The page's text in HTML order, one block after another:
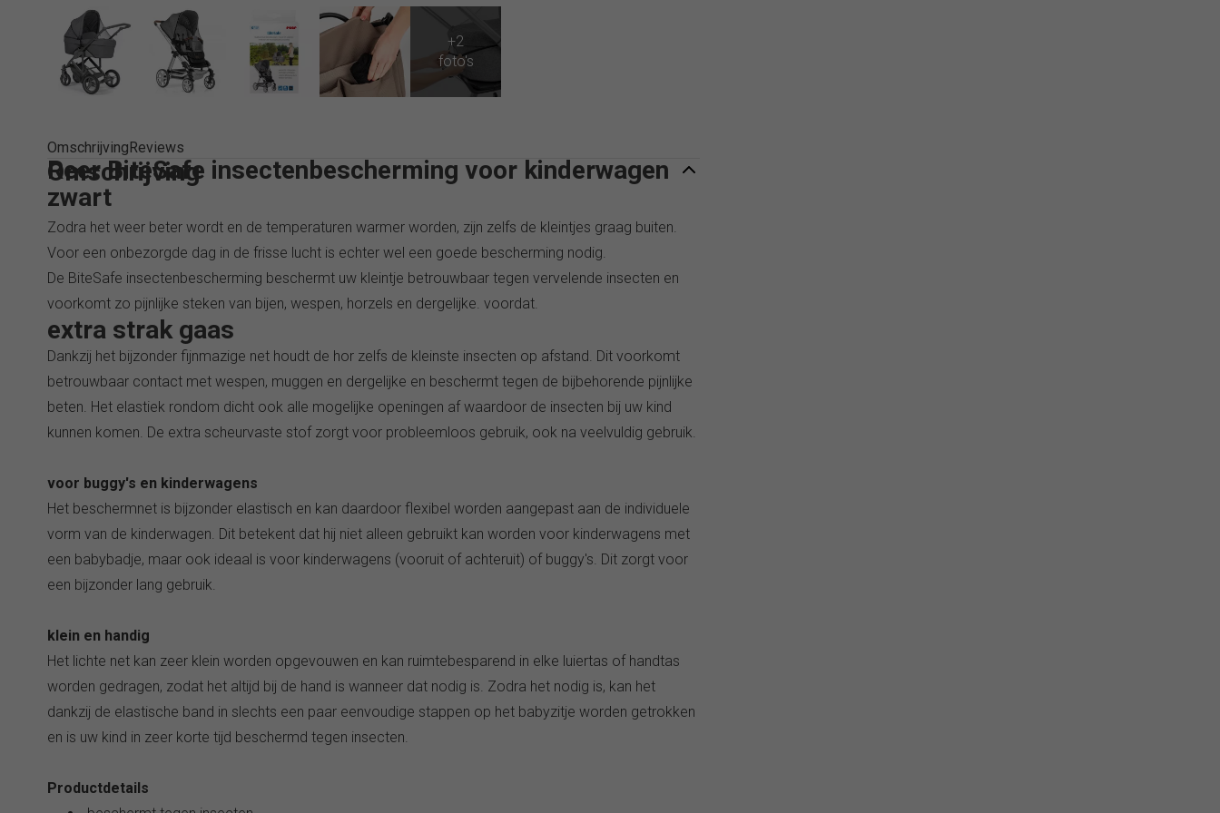
OmschrijvingReviews
Omschrijving
Reer BiteSafe insectenbescherming voor kinderwagen
zwart
Zodra het weer beter wordt en de temperaturen warmer worden, zijn zelfs de kleintjes graag buiten.
Voor een onbezorgde dag in de frisse lucht is echter wel een goede bescherming nodig.
De BiteSafe insectenbescherming beschermt uw kleintje betrouwbaar tegen vervelende insecten en
voorkomt zo pijnlijke steken van bijen, wespen, horzels en dergelijke. voordat.
extra strak gaas
Dankzij het bijzonder fijnmazige net houdt de hor zelfs de kleinste insecten op afstand. Dit voorkomt
betrouwbaar contact met wespen, muggen en dergelijke en beschermt tegen de bijbehorende pijnlijke
beten. Het elastiek rondom dicht ook alle mogelijke openingen af ​​waardoor de insecten bij uw kind
kunnen komen. De extra scheurvaste stof zorgt voor probleemloos gebruik, ook na veelvuldig gebruik.
voor buggy's en kinderwagens
Het beschermnet is bijzonder elastisch en kan daardoor flexibel worden aangepast aan de individuele
vorm van de kinderwagen. Dit betekent dat hij niet alleen gebruikt kan worden voor kinderwagens met
een babybadje, maar ook ideaal is voor kinderwagens (vooruit of achteruit) of buggy's. Dit zorgt voor
een bijzonder lang gebruik.
klein en handig
Het lichte net kan zeer klein worden opgevouwen en kan ruimtebesparend in elke luiertas of handtas
worden gedragen, zodat het altijd bij de hand is wanneer dat nodig is. Zodra het nodig is, kan het
dankzij de elastische band in slechts een paar eenvoudige stappen op het babyzitje worden getrokken
en is uw kind in zeer korte tijd beschermd tegen insecten.
Productdetails